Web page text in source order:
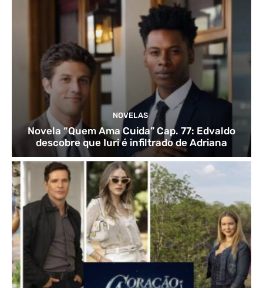
NOVELAS
Novela “Quem Ama Cuida” Cap. 77: Edvaldo
descobre que Iuri é infiltrado de Adriana